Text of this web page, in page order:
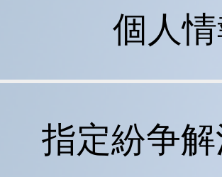
個人
指定紛争